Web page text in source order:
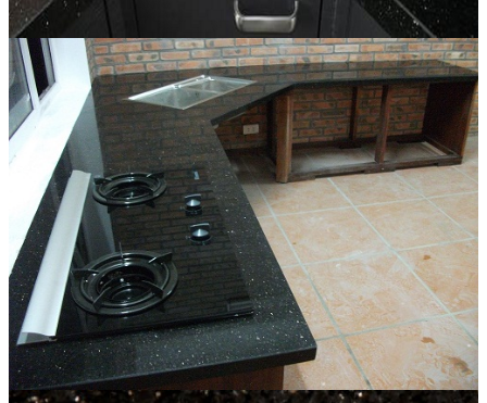
Đá Marble Màu Nâu
Đá Marble Màu Đen
Đá Marble Màu Đỏ
Đá Marble Màu Vàng
Đá Marble Màu Trắng
Đá Marble Màu Xanh
Đá Ốp
Đá Ốp Bàn Bếp Nhân Tạo​
Đá Ốp Mộ
Đá Ốp Cột